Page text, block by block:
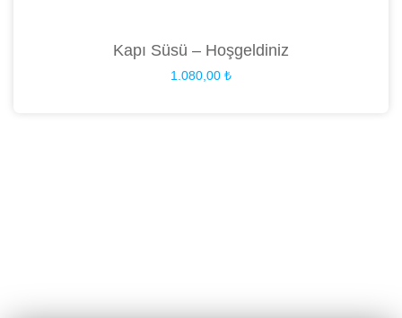
Kapı Süsü – Hoşgeldiniz
1.080,00 ₺